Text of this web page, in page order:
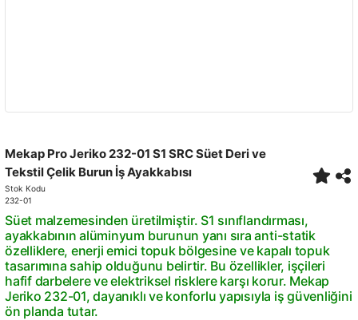
Mekap Pro Jeriko 232-01 S1 SRC Süet Deri ve
Tekstil Çelik Burun İş Ayakkabısı
Stok Kodu
232-01
Süet malzemesinden üretilmiştir. S1 sınıflandırması,
ayakkabının alüminyum burunun yanı sıra anti-statik
özelliklere, enerji emici topuk bölgesine ve kapalı topuk
tasarımına sahip olduğunu belirtir. Bu özellikler, işçileri
hafif darbelere ve elektriksel risklere karşı korur. Mekap
Jeriko 232-01, dayanıklı ve konforlu yapısıyla iş güvenliğini
ön planda tutar.